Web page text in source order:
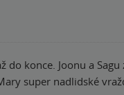
konce. Joonu a
super nadlidské